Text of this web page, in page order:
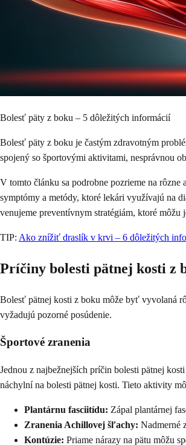
Bolesť päty z boku – 5 dôležitých informácií
Bolesť päty z boku je častým zdravotným
spojený so športovými aktivitami, nesprávnou
V tomto článku sa podrobne pozrieme na
symptómy a metódy, ktoré lekári využívajú na
venujeme preventívnym stratégiám, ktoré
TIP: Ako znížiť draslík v krvi – 6 dôležitých
Príčiny bolesti pätnej kosti z
Bolesť pätnej kosti z boku môže byť vyvolaná
vyžadujú pozorné posúdenie.
Športové zranenia
Jednou z najbežnejších príčin bolesti pätnej
náchylní na bolesti pätnej kosti. Tieto aktivity
Plantárnu fasciitídu: Zápal plantárnej
Zranenia Achillovej šľachy: Nadmerné
Kontúzie: Priame nárazy na pätu môžu